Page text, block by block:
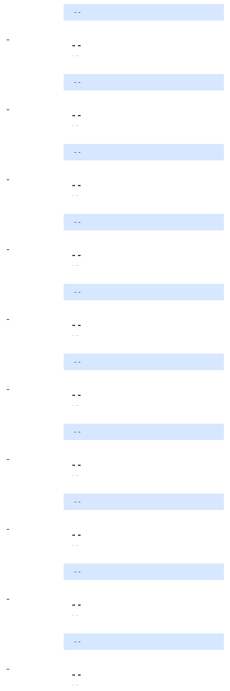
- -
-
- -
- -
- -
-
- -
- -
- -
-
- -
- -
- -
-
- -
- -
- -
-
- -
- -
- -
-
- -
- -
- -
-
- -
- -
- -
-
- -
- -
- -
-
- -
- -
- -
-
- -
- -